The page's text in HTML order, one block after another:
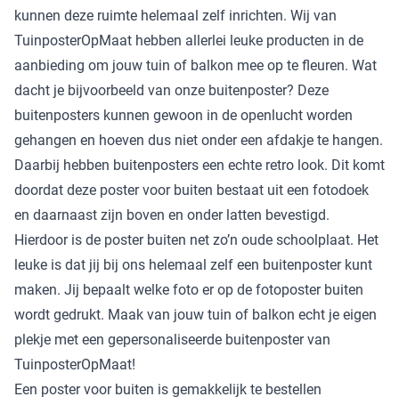
kunnen deze ruimte helemaal zelf inrichten. Wij van
TuinposterOpMaat hebben allerlei leuke producten in de
aanbieding om jouw tuin of balkon mee op te fleuren. Wat
dacht je bijvoorbeeld van onze buitenposter? Deze
buitenposters kunnen gewoon in de openlucht worden
gehangen en hoeven dus niet onder een afdakje te hangen.
Daarbij hebben buitenposters een echte retro look. Dit komt
doordat deze poster voor buiten bestaat uit een fotodoek
en daarnaast zijn boven en onder latten bevestigd.
Hierdoor is de poster buiten net zo’n oude schoolplaat. Het
leuke is dat jij bij ons helemaal zelf een buitenposter kunt
maken. Jij bepaalt welke foto er op de fotoposter buiten
wordt gedrukt. Maak van jouw tuin of balkon echt je eigen
plekje met een gepersonaliseerde buitenposter van
TuinposterOpMaat!
Een poster voor buiten is gemakkelijk te bestellen